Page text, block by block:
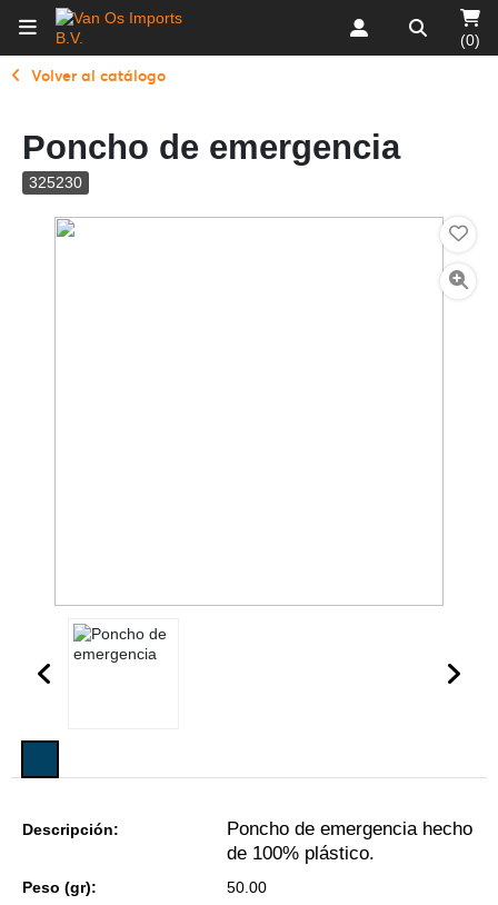
(0)
Volver al catálogo
Poncho de emergencia
325230
Descripción:
Poncho de emergencia hecho
de 100% plástico.
Peso (gr):
50.00